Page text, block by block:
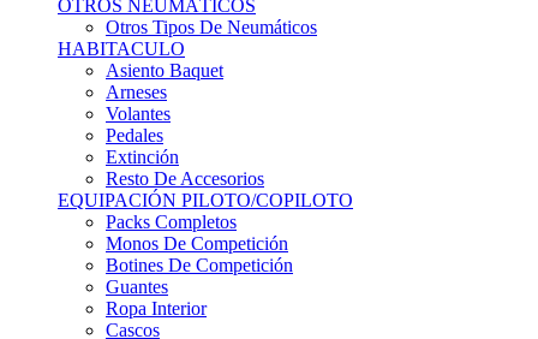
OTROS NEUMÁTICOS
Otros Tipos De Neumáticos
HABITACULO
Asiento Baquet
Arneses
Volantes
Pedales
Extinción
Resto De Accesorios
EQUIPACIÓN PILOTO/COPILOTO
Packs Completos
Monos De Competición
Botines De Competición
Guantes
Ropa Interior
Cascos